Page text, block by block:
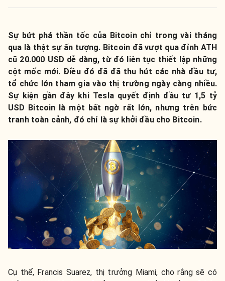
Sự bứt phá thần tốc của Bitcoin chỉ trong vài tháng
qua là thật sự ấn tượng. Bitcoin đã vượt qua đỉnh ATH
cũ 20.000 USD dễ dàng, từ đó liên tục thiết lập những
cột mốc mới. Điều đó đã đã thu hút các nhà đầu tư,
tổ chức lớn tham gia vào thị trường ngày càng nhiều.
Sự kiện gần đây khi Tesla quyết định đầu tư 1,5 tỷ
USD Bitcoin là một bất ngờ rất lớn, nhưng trên bức
tranh toàn cảnh, đó chỉ là sự khởi đầu cho Bitcoin.
Cụ thể, Francis Suarez, thị trưởng Miami, cho rằng sẽ có